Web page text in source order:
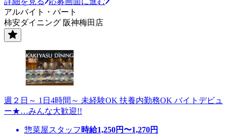
アルバイト・パート
柿安ダイニング 阪神梅田店
週２日～ 1日4時間～ 未経験OK 扶養内勤務OK バイトデビュ
ー★…みんな大歓迎!!
惣菜屋スタッフ 時給1,250円〜1,270円